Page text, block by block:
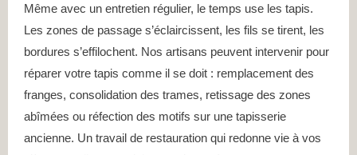
Même avec un entretien régulier, le temps use les tapis.
Les zones de passage s’éclaircissent, les fils se tirent, les
bordures s’effilochent. Nos artisans peuvent intervenir pour
réparer votre tapis comme il se doit : remplacement des
franges, consolidation des trames, retissage des zones
abîmées ou réfection des motifs sur une tapisserie
ancienne. Un travail de restauration qui redonne vie à vos